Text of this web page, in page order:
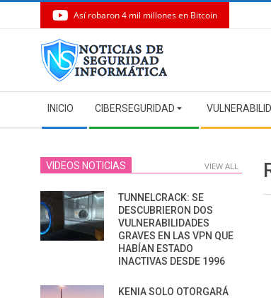
Así robaron 4 mil millones en Bitcoin
Navigation
Menu
INICIO CIBERSEGURIDAD
VIDEOS NOTICIAS VIEW ALL
TUNNELCRACK: SE
DESCUBRIERON DOS
VULNERABILIDADES
GRAVES EN LAS VPN QUE
HABÍAN ESTADO
INACTIVAS DESDE 1996
KENIA SOLO OTORGARÁ